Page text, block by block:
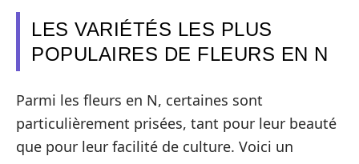
LES VARIÉTÉS LES PLUS
POPULAIRES DE FLEURS EN N
Parmi les fleurs en N, certaines sont
particulièrement prisées, tant pour leur beauté
que pour leur facilité de culture. Voici un